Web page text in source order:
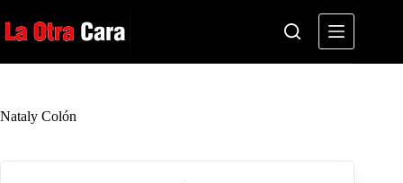
al
contenido
Nataly Colón